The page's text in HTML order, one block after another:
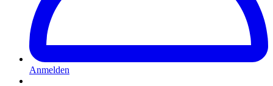
Anmelden